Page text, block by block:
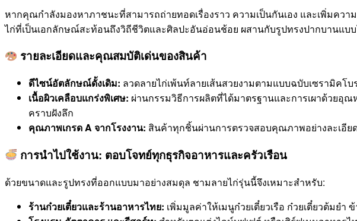
หากคุณกำลังมองหาภาชนะที่สามารถถ่ายทอดเรื่องราว ความเป็นกันเอง และเพิ่มคว
ไก่ที่เป็นเอกลักษณ์สะท้อนถึงวิถีชีวิตและศิลปะอันอ่อนช้อย ผสานกับรูปทรงปากบานแบ
รายละเอียดและคุณสมบัติเด่นของสินค้า
ดีไซน์อัตลักษณ์ดั้งเดิม: ลวดลายไก่เพ้นท์ลายเส้นสวยงามตามแบบฉบับเซรามิค
เนื้อผิวเคลือบแกร่งพิเศษ: ผ่านกรรมวิธีการผลิตที่ได้มาตรฐานและการเผาด้วยอุ
คราบฝังลึก
คุณภาพเกรด A จากโรงงาน: สินค้าทุกชิ้นผ่านการตรวจสอบคุณภาพอย่างละเอีย
การนำไปใช้งาน: ตอบโจทย์ทุกธุรกิจอาหารและครัวเรือน
ด้วยขนาดและรูปทรงที่ออกแบบมาอย่างสมดุล ชามลายไก่รุ่นนี้จึงเหมาะสำหรับ:
ร้านก๋วยเตี๋ยวและร้านอาหารไทย: เพิ่มมูลค่าให้เมนูก๋วยเตี๋ยวเรือ ก๋วยเตี๋ยวต้มย